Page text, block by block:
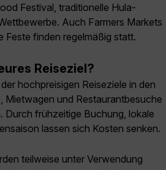
Festival, traditionelle Hula-
Auch Farmers Markets
Feste finden regelmäßig statt.
Reiseziel?
hochpreisigen Reiseziele in den
Mietwagen und Restaurantbesuche
Durch frühzeitige Buchung, lokale
lassen sich Kosten senken.
teilweise unter Verwendung